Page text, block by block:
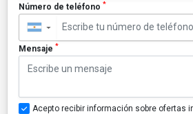
Número de teléfono *
▼
Mensaje *
Acepto recibir información sobre ofertas